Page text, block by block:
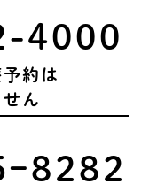
4000
約は
ん
8282